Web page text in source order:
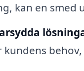
kan en
kundens